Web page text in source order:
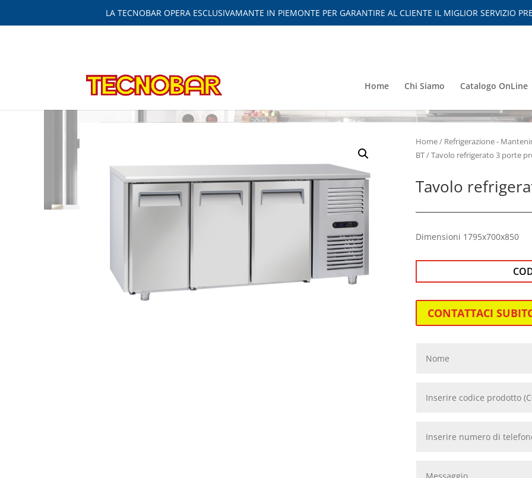
LA TECNOBAR OPERA ESCLUSIVAMANTE IN PIEMONTE PER GARANTIRE AL CLIENTE IL MIGLIOR SERVIZIO
Home Chi Siamo Catalogo OnLine
Home/ Refrigerazione -
BT/ Tavolo refrigerato 3 porte
Tavolo
Dimensioni 1795x700x850
CONTATTACI